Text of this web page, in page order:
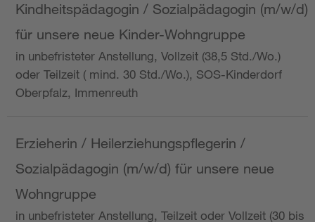
Kindheitspädagogin / Sozialpädagogin (m/w/d)
für unsere neue Kinder-Wohngruppe
in unbefristeter Anstellung, Vollzeit (38,5 Std./Wo.)
oder Teilzeit ( mind. 30 Std./Wo.), SOS-Kinderdorf
Oberpfalz, Immenreuth
Erzieherin / Heilerziehungspflegerin /
Sozialpädagogin (m/w/d) für unsere neue
Wohngruppe
in unbefristeter Anstellung, Teilzeit oder Vollzeit (30 bis